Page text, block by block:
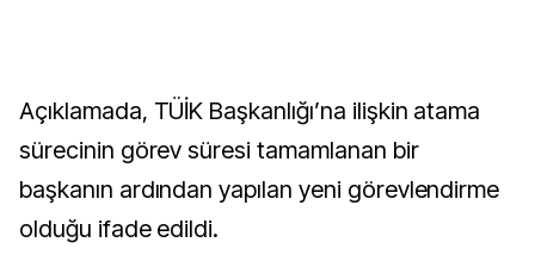
Açıklamada, TÜİK Başkanlığı’na ilişkin atama
sürecinin görev süresi tamamlanan bir
başkanın ardından yapılan yeni görevlendirme
olduğu ifade edildi.